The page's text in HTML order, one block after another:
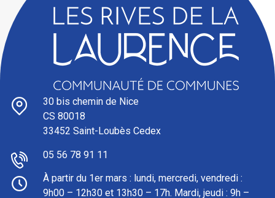
30 bis chemin de Nice
CS 80018
33452 Saint-Loubès Cedex
05 56 78 91 11
À partir du 1er mars : l undi, mercredi, vendredi :
9h00 – 12h30 et 13h30 – 17h. Mardi, jeudi : 9h –